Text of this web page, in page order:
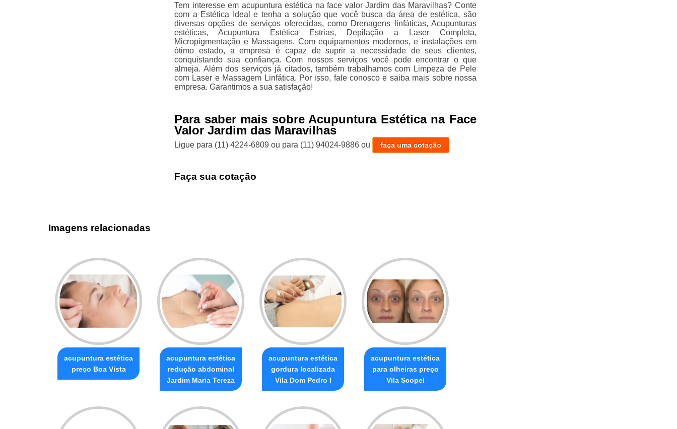
Tem interesse em acupuntura estética na face valor Jardim das Maravilhas? Conte
com a Estética Ideal e tenha a solução que você busca da área de estética, são
diversas opções de serviços oferecidas, como Drenagens linfáticas, Acupunturas
estéticas, Acupuntura Estética Estrias, Depilação a Laser Completa,
Micropigmentação e Massagens. Com equipamentos modernos, e instalações em
ótimo estado, a empresa é capaz de suprir a necessidade de seus clientes,
conquistando sua confiança. Com nossos serviços você pode encontrar o que
almeja. Além dos serviços já citados, também trabalhamos com Limpeza de Pele
com Laser e Massagem Linfática. Por isso, fale conosco e saiba mais sobre nossa
empresa. Garantimos a sua satisfação!
Para saber mais sobre Acupuntura Estética na Face
Valor Jardim das Maravilhas
Ligue para (11) 4224-6809 ou para (11) 94024-9886 ou faça uma cotação
Faça sua cotação
Imagens relacionadas
acupuntura estética
preço Boa Vista
acupuntura estética
redução abdominal
Jardim Maria Tereza
acupuntura estética
gordura localizada
Vila Dom Pedro I
acupuntura estética
para olheiras preço
Vila Scopel